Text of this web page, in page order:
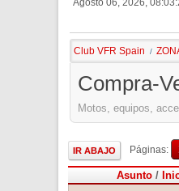
Agosto 06, 2026,
Club VFR Spain /
Compra-
Motos, equipos,
IR ABAJO Páginas
Asunto /